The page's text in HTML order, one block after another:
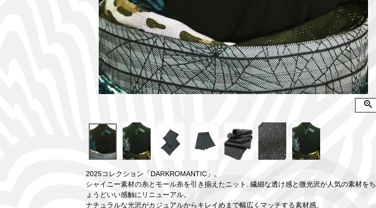
2025コレクション「DARKROMANTIC」。
シャイニー素材の糸とモール糸を引き揃えたニット. 繊細な透け感と微光沢が人気の素材をち
ょうどいい感触にリニューアル。
ナチュラルな光沢がカジュアルからキレイめまで幅広くマッチする素材感。